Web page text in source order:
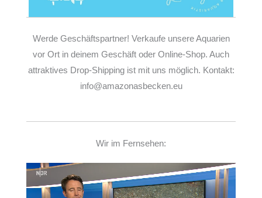
Werde Geschäftspartner! Verkaufe unsere Aquarien
vor Ort in deinem Geschäft oder Online-Shop. Auch
attraktives Drop-Shipping ist mit uns möglich. Kontakt:
info@amazonasbecken.eu
Wir im Fernsehen:
Player